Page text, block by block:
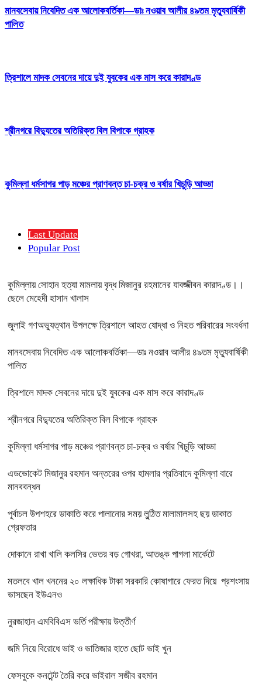
মানবসেবায় নিবেদিত এক আলোকবর্তিকা—ডাঃ নওয়াব আলীর ৪৯তম মৃত্যুবার্ষিকী
পালিত
ত্রিশালে মাদক সেবনের দায়ে দুই যুবকের এক মাস করে কারাদণ্ড
শ্রীনগরে বিদ্যুতের অতিরিক্ত বিল বিপাকে গ্রাহক
কুমিল্লা ধর্মসাগর পাড় মঞ্চের প্রাণবন্ত চা-চক্র ও বর্ষার খিচুড়ি আড্ডা
Last Update
Popular Post
কুমিল্লায় সোহান হত্যা মামলায় বৃদ্ধ মিজানুর রহমানের যাবজ্জীবন কারাদণ্ড।।
ছেলে মেহেদী হাসান খালাস
জুলাই গণঅভ্যুত্থান উপলক্ষে ত্রিশালে আহত যোদ্ধা ও নিহত পরিবারের সংবর্ধনা
মানবসেবায় নিবেদিত এক আলোকবর্তিকা—ডাঃ নওয়াব আলীর ৪৯তম মৃত্যুবার্ষিকী
পালিত
ত্রিশালে মাদক সেবনের দায়ে দুই যুবকের এক মাস করে কারাদণ্ড
শ্রীনগরে বিদ্যুতের অতিরিক্ত বিল বিপাকে গ্রাহক
কুমিল্লা ধর্মসাগর পাড় মঞ্চের প্রাণবন্ত চা-চক্র ও বর্ষার খিচুড়ি আড্ডা
এডভোকেট মিজানুর রহমান অন্তরের ওপর হামলার প্রতিবাদে কুমিল্লা বারে
মানববন্ধন
পূর্বাচল উপশহরে ডাকাতি করে পালানোর সময় লুন্ঠিত মালামালসহ ছয় ডাকাত
গ্রেফতার
দোকানে রাখা খালি কলসির ভেতর বড় গোখরা, আতঙ্ক পাগলা মার্কেটে
মতলবে খাল খননের ২০ লক্ষাধিক টাকা সরকারি কোষাগারে ফেরত দিয়ে প্রশংসায়
ভাসছেন ইউএনও
নুরজাহান এমবিবিএস ভর্তি পরীক্ষায় উত্তীর্ণ
জমি নিয়ে বিরোধে ভাই ও ভাতিজার হাতে ছোট ভাই খুন
ফেসবুকে কনটেন্ট তৈরি করে ভাইরাল সজীব রহমান